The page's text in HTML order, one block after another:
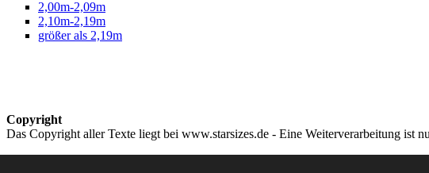
2,00m-2,09m
2,10m-2,19m
größer als 2,19m
Copyright
Das Copyright aller Texte liegt bei www.starsizes.de - Eine Weiterverarbeitung ist